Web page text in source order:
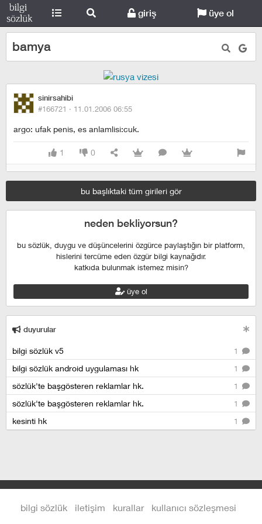
giriş üye ol
bamya
sinirsahibi
#166721 · 11.01.2006 06:55
argo: ufak penis, es anlamlisi:cuk.
1 0
bu başlıktaki tüm girileri gör
neden bekliyorsun?
bu sözlük, duygu ve düşüncelerini özgürce paylaştığın bir platform,
hislerini tercüme eden özgür bilgi kaynağıdır.
katkıda bulunmak istemez misin?
üye ol
duyurular
1
bilgi sözlük v5
1
bilgi sözlük android uygulaması hk
1
sözlük'te başgösteren reklamlar hk.
1
sözlük'te başgösteren reklamlar hk.
1
kesinti hk
bilgi sözlük iletişim kurallar kullanıcı sözleşmesi